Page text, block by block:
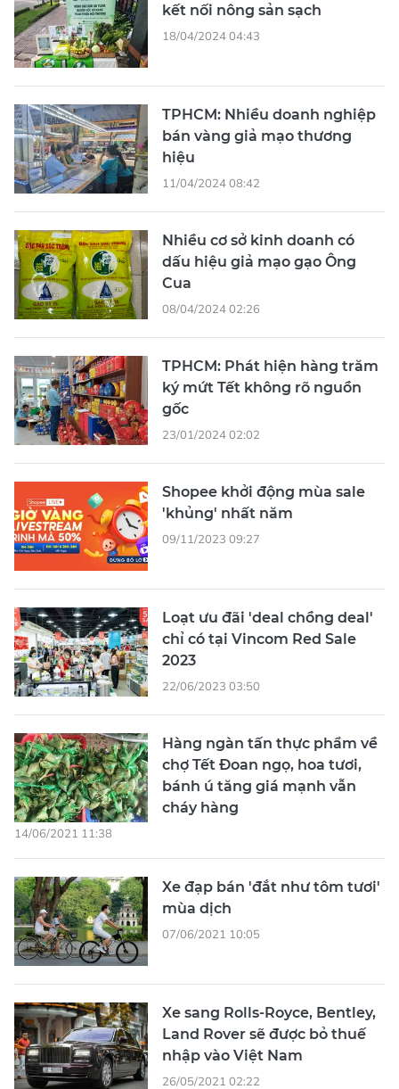
kết nối nông sản sạch
18/04/2024 04:43
TPHCM: Nhiều doanh nghiệp
bán vàng giả mạo thương
hiệu
11/04/2024 08:42
Nhiều cơ sở kinh doanh có
dấu hiệu giả mạo gạo Ông
Cua
08/04/2024 02:26
TPHCM: Phát hiện hàng trăm
ký mứt Tết không rõ nguồn
gốc
23/01/2024 02:02
Shopee khởi động mùa sale
'khủng' nhất năm
09/11/2023 09:27
Loạt ưu đãi 'deal chồng deal'
chỉ có tại Vincom Red Sale
2023
22/06/2023 03:50
Hàng ngàn tấn thực phẩm về
chợ Tết Đoan ngọ, hoa tươi,
bánh ú tăng giá mạnh vẫn
cháy hàng
14/06/2021 11:38
Xe đạp bán 'đắt như tôm tươi'
mùa dịch
07/06/2021 10:05
Xe sang Rolls-Royce, Bentley,
Land Rover sẽ được bỏ thuế
nhập vào Việt Nam
26/05/2021 02:22